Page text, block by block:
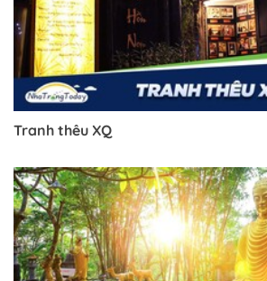
Tranh thêu XQ